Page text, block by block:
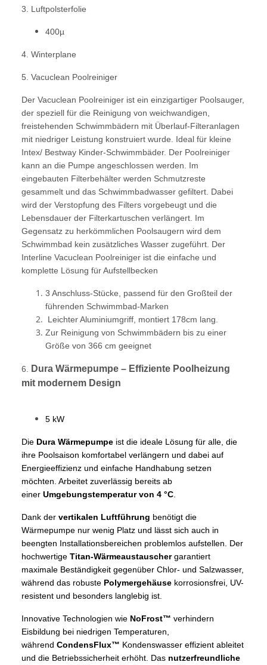
3. Luftpolsterfolie
400µ
4. Winterplane
5. Vacuclean Poolreiniger
Der Vacuclean Poolreiniger ist ein einzigartiger Poolsauger,
der speziell für die Reinigung von weichwandigen,
freistehenden Schwimmbädern mit Überlauf-Filteranlagen
mit niedriger Leistung konstruiert wurde. Ideal für kleine
Intex/ Bestway Kinder-Schwimmbäder. Der Poolreiniger
kann an die Pumpe angeschlossen werden. Im
eingebauten Filterbehälter werden Schmutzreste
gesammelt und das Schwimmbadwasser gefiltert. Dabei
wird der Verstopfung des Filters vorgebeugt und die
Lebensdauer der Filterkartuschen verlängert. Im
Gegensatz zu herkömmlichen Poolsaugern wird dem
Schwimmbad kein zusätzliches Wasser zugeführt. Der
Interline Vacuclean Poolreiniger ist die einfache und
komplette Lösung für Aufstellbecken
3 Anschluss-Stücke, passend für den Großteil der
führenden Schwimmbad-Marken
Leichter Aluminiumgriff, montiert 178cm lang.
Zur Reinigung von Schwimmbädern bis zu einer
Größe von 366 cm geeignet
6.
Dura Wärmepumpe – Effiziente Poolheizung
mit modernem Design
5 kW
Die Dura Wärmepumpe ist die ideale Lösung für alle, die
ihre Poolsaison komfortabel verlängern und dabei auf
Energieeffizienz und einfache Handhabung setzen
möchten. Arbeitet zuverlässig bereits ab
einer Umgebungstemperatur von 4 °C
Dank der vertikalen Luftführung benötigt die
Wärmepumpe nur wenig Platz und lässt sich auch in
beengten Installationsbereichen problemlos aufstellen. Der
hochwertige Titan-Wärmeaustauschergarantiert
maximale Beständigkeit gegenüber Chlor- und Salzwasser,
während das robuste Polymergehäuse korrosionsfrei, UV-
resistent und besonders langlebig ist.
Innovative Technologien wie NoFrost™ verhindern
Eisbildung bei niedrigen Temperaturen,
während CondensFlux™ Kondenswasser effizient ableitet
und die Betriebssicherheit erhöht. Das nutzerfreundliche